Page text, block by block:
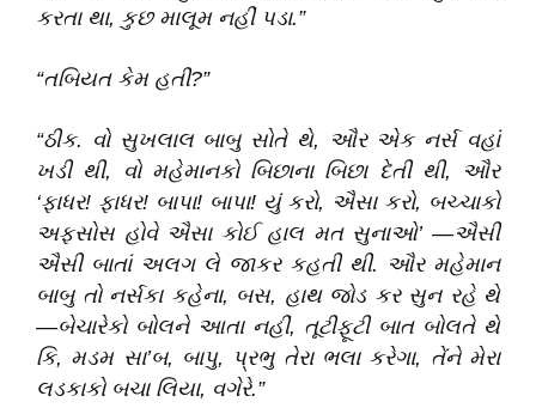
કરતા થા, કુછ માલૂમ નહીં પડા.”
“તબિયત કેમ હતી?”
“ઠીક. વો સુખલાલ બાબુ સોતે થે, ઔર એક નર્સ વહાં
ખડી થી, વો મહેમાનકો બિછાના બિછા દેતી થી, ઔર
‘ફાધર! ફાધર! બાપા! બાપા! યું કરો, ઐસા કરો, બચ્ચાકો
અફસોસ હોવે ઐસા કોઈ હાલ મત સુનાઓ’ —ઐસી
ઐસી બાતાં અલગ લે જાકર કહતી થી. ઔર મહેમાન
બાબુ તો નર્સકા કહેના, બસ, હાથ જોડ કર સુન રહે થે
—બેચારેકો બોલને આતા નહીં, તૂટીફૂટી બાત બોલતે થે
કિ, મડમ સા’બ, બાપુ, પ્રભુ તેરા ભલા કરેગા, તેંને મેરા
લડકાકો બચા લિયા, વગેરે.”